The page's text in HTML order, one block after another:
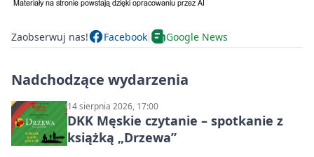
Zaobserwuj nas! Facebook Google News
Nadchodzące wydarzenia
14 sierpnia 2026, 17:00
DKK Męskie czytanie – spotkanie z
książką „Drzewa”